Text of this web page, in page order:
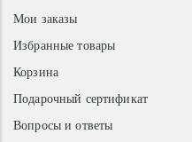
Мои заказы
Избранные товары
Корзина
Подарочный сертификат
Вопросы и ответы